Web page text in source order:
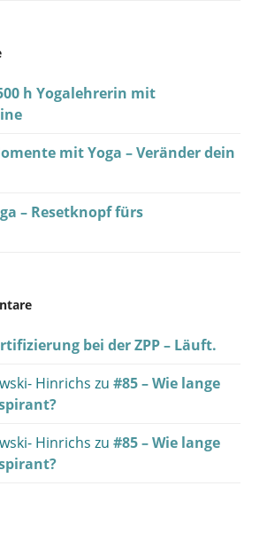
h Yogalehrerin mit
mit Yoga – Veränder dein
– Resetknopf fürs
bei der ZPP – Läuft.
Hinrichs zu #85 – Wie lange
Hinrichs zu #85 – Wie lange